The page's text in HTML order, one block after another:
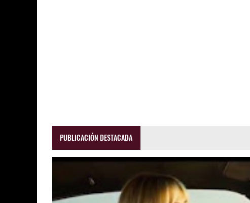
PUBLICACIÓN DESTACADA